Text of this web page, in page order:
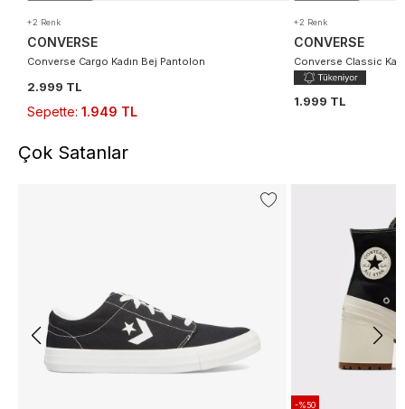
+2 Renk
CONVERSE
Converse Cargo Kadın Bej Pantolon
2.999 TL
Sepette: 1.949 TL
+2 Renk
CONVERSE
Converse Classic
1.999 TL
Çok Satanlar
-%50